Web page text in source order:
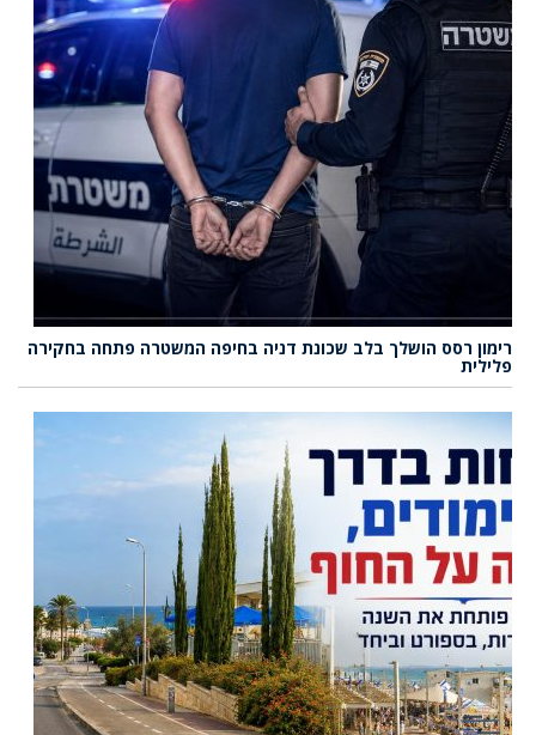
רימון רסס הושלך בלב שכונת דניה בחיפה המשטרה פתחה בחקירה
פלילית